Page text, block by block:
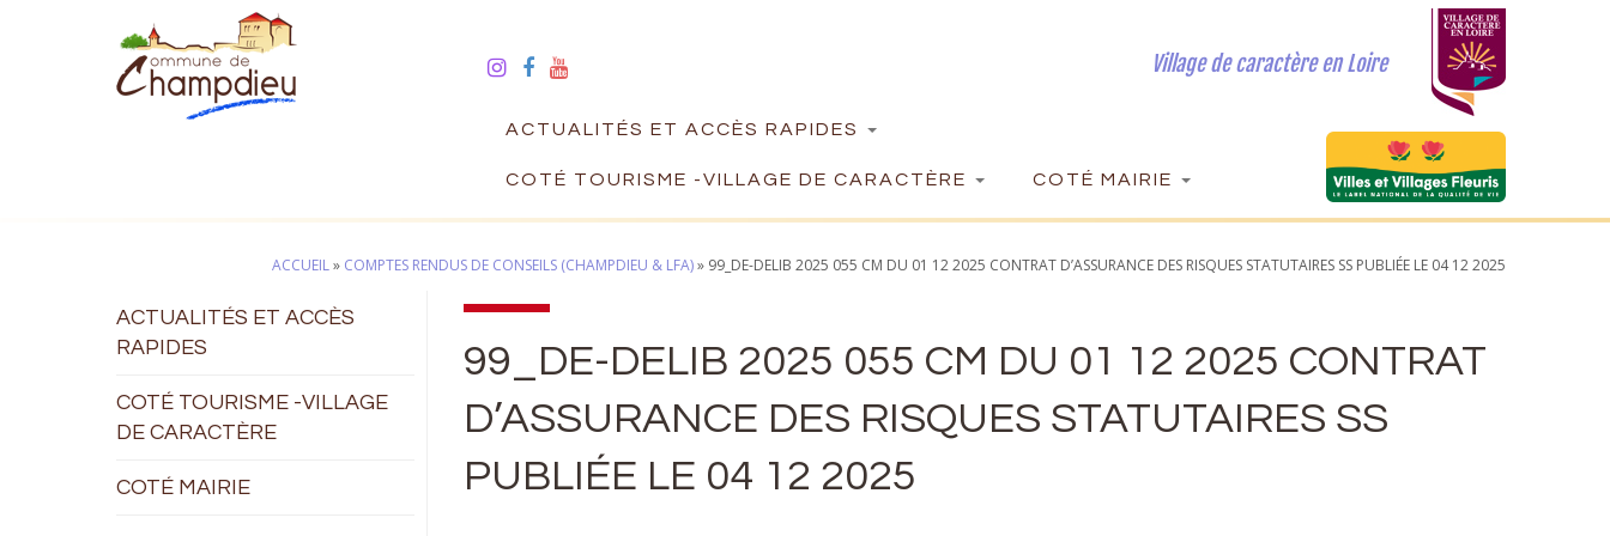
Village de caractère en Loire
ACTUALITÉS ET ACCÈS RAPIDES
COTÉ TOURISME -VILLAGE DE CARACTÈRE COTÉ MAIRIE
ACCUEIL» COMPTES RENDUS DE CONSEILS (CHAMPDIEU & LFA)» 99_DE-DELIB 2025 055 CM DU 01 12 2025 CONTRAT D’ASSURANCE DES RISQUES STATUTAIRES SS PUBLIÉE LE 04 12 2025
ACTUALITÉS ET ACCÈS
RAPIDES
COTÉ TOURISME -VILLAGE
DE CARACTÈRE
COTÉ MAIRIE
99_DE-DELIB 2025 055 CM DU 01 12 2025 CONTRAT
D’ASSURANCE DES RISQUES STATUTAIRES SS
PUBLIÉE LE 04 12 2025